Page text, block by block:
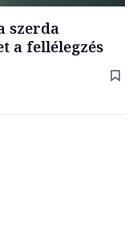
szerda
a fellélegzés